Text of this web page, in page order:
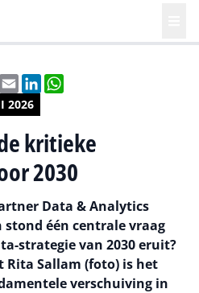
2026
X EmailLinkedIn
kritieke
2030
Data & Analytics
stond één centrale vraag
strategie van 2030 eruit?
Rita Sallam (foto) is het
verschuiving in